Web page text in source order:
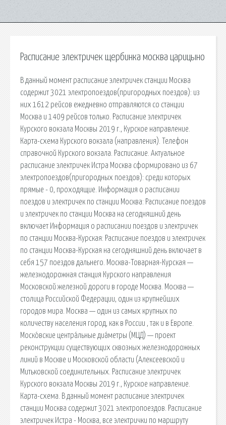
Расписание электричек щербинка москва царицыно
В данный момент расписание электричек станции Москва
содержит 3021 электропоездов(пригородных поездов): из
них 1612 рейсов ежедневно отправляются со станции
Москва и 1409 рейсов только. Расписание электричек
Курского вокзала Москвы 2019 г., Курское направление.
Карта-схема Курского вокзала (направления). Телефон
справочной Курского вокзала. Расписание. Актуальное
расписание электричек Истра Москва сформировано из 67
электропоездов(пригородных поездов): среди которых
прямые - 0, проходящие. Информация о расписании
поездов и электричек по станции Москва: Расписание поездов
и электричек по станции Москва на сегодняшний день
включает Информация о расписании поездов и электричек
по станции Москва-Курская: Расписание поездов и электричек
по станции Москва-Курская на сегодняшний день включает в
себя 157 поездов дальнего. Москва-Товарная-Курская —
железнодорожная станция Курского направления
Московской железной дороги в городе Москва. Москва —
столица Российской Федерации, один из крупнейших
городов мира. Москва — один из самых крупных по
количеству населения город, как в России , так и в Европе.
Моско́вские центра́льные диа́метры (МЦД) — проект
реконструкции существующих сквозных железнодорожных
линий в Москве и Московской области (Алексеевской и
Митьковской соединительных. Расписание электричек
Курского вокзала Москвы 2019 г., Курское направление.
Карта-схема. В данный момент расписание электричек
станции Москва содержит 3021 электропоездов. Расписание
электричек Истра - Москва, все электрички по маршруту